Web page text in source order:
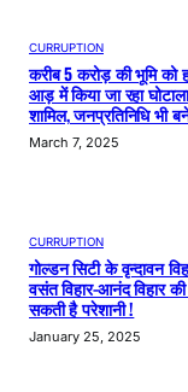
CURRUPTION
करीब 5 करोड़ की भूमि को
आड़ में किया जा रहा
शामिल, जनप्रतिनिधि भी
March 7, 2025
CURRUPTION
गोल्डन सिटी के वृन्दावन
वसंत विहार-आनंद विहार
सकती है परेशानी !
January 25, 2025